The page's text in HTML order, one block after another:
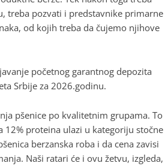
treba pozvati i predstavnike primarne
od kojih treba da čujemo njihove
početnog garantnog depozita
Srbije za 2026.godinu.
pšenice po kvalitetnim grupama. To
12% proteina ulazi u kategoriju stočne
berzanska roba i da cena zavisi
Naši ratari će i ovu žetvu, izgleda,